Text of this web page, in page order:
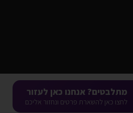
מתלבטים? אנחנו כאן לעזור
לחצו כאן להשארת פרטים ונחזור אליכם